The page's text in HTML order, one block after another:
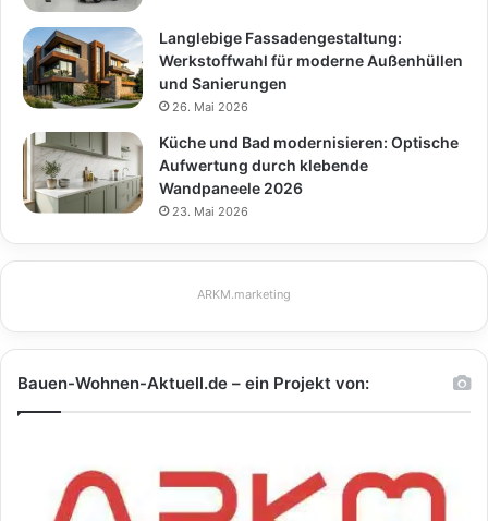
Langlebige Fassadengestaltung:
Werkstoffwahl für moderne Außenhüllen
und Sanierungen
26. Mai 2026
Küche und Bad modernisieren: Optische
Aufwertung durch klebende
Wandpaneele 2026
23. Mai 2026
ARKM.marketing
Bauen-Wohnen-Aktuell.de – ein Projekt von: